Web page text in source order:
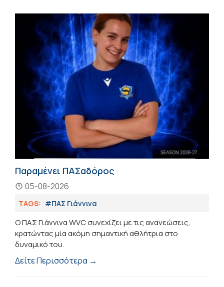
Παραμένει ΠΑΣαδόρος
05-08-2026
TAGS: #ΠΑΣ Γιάννινα
Ο ΠΑΣ Γιάννινα WVC συνεχίζει με τις ανανεώσεις,
κρατώντας μία ακόμη σημαντική αθλήτρια στο
δυναμικό του.
Δείτε Περισσότερα →